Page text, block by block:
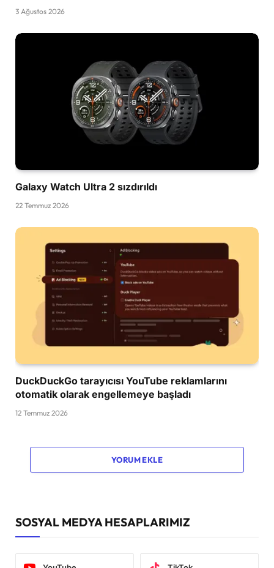
3 Ağustos 2026
Galaxy Watch Ultra 2 sızdırıldı
22 Temmuz 2026
DuckDuckGo tarayıcısı YouTube reklamlarını
otomatik olarak engellemeye başladı
12 Temmuz 2026
YORUM EKLE
SOSYAL MEDYA HESAPLARIMIZ